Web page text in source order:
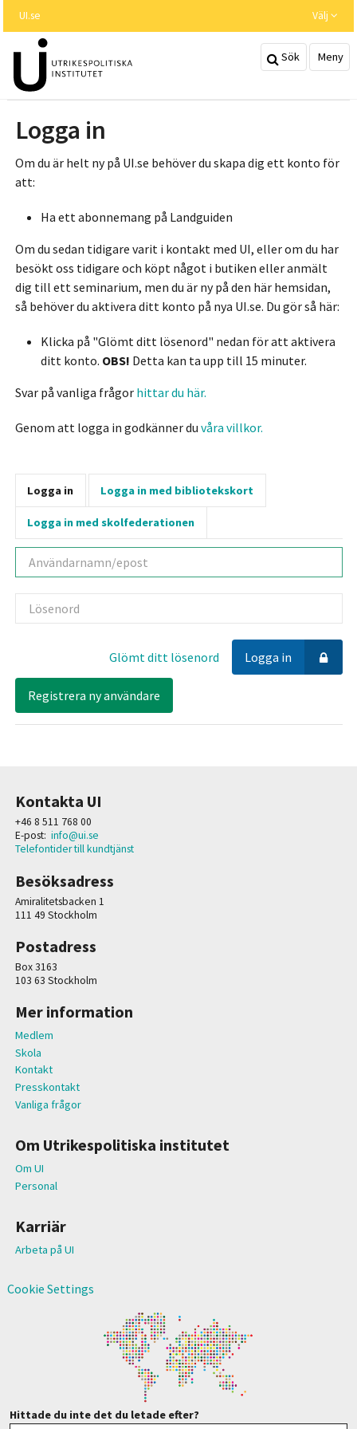
huvudinnehållet
UI.se Välj
Sök Meny
Logga in
Om du är helt ny på UI.se behöver du skapa dig ett konto för
att:
Ha ett abonnemang på Landguiden
Om du sedan tidigare varit i kontakt med UI, eller om du har
besökt oss tidigare och köpt något i butiken eller anmält
dig till ett seminarium, men du är ny på den här hemsidan,
så behöver du aktivera ditt konto på nya UI.se. Du gör så här:
Klicka på "Glömt ditt lösenord" nedan för att aktivera
ditt konto. OBS! Detta kan ta upp till 15 minuter.
Svar på vanliga frågor hittar du här.
Genom att logga in godkänner du våra villkor.
Logga in Logga in med bibliotekskort
Logga in med skolfederationen
Användarnamn
Lösenord
Logga in
Glömt ditt lösenord
Registrera ny användare
Kontakta UI
+46 8 511 768 00
E-post: info@ui.se
Telefontider till kundtjänst
Besöksadress
Amiralitetsbacken 1
111 49 Stockholm
Postadress
Box 3163
103 63 Stockholm
Mer information
Medlem
Skola
Kontakt
Presskontakt
Vanliga frågor
Om Utrikespolitiska institutet
Om UI
Personal
Karriär
Arbeta på UI
Cookie Settings
Hittade du inte det du letade efter?